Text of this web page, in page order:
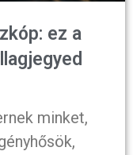
ez a
minket,